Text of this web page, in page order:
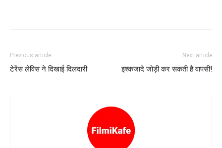
Previous article
टेरेंस लेविस ने दिखाई दिलदारी
Next article
इश्‍कजादे जोड़ी कर सकती है वापसी!